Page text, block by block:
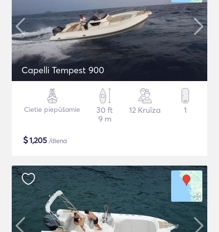
Capelli Tempest 900
Cietie piepūšamie
30 ft
9 m
12 Kruīza 1
$1,205 /diena